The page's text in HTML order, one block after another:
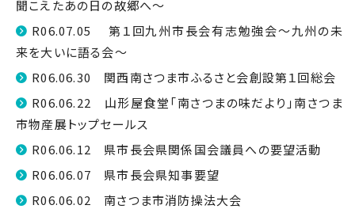
聞こえたあの日の故郷へ～
R06.07.05 第１回九州市長会有志勉強会～九州の未
来を大いに語る会～
R06.06.30 関西南さつま市ふるさと会創設第１回総会
R06.06.22 山形屋食堂「南さつまの味だより」南さつま
市物産展トップセールス
R06.06.12 県市長会県関係国会議員への要望活動
R06.06.07 県市長会県知事要望
R06.06.02 南さつま市消防操法大会